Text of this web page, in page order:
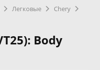
Легковые
Chery
Body